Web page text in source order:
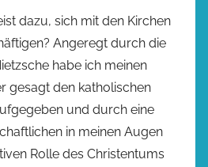
dazu, sich mit den Kirchen
Angeregt durch die
habe ich meinen
gesagt den katholischen
und durch eine
in meinen Augen
Rolle des Christentums